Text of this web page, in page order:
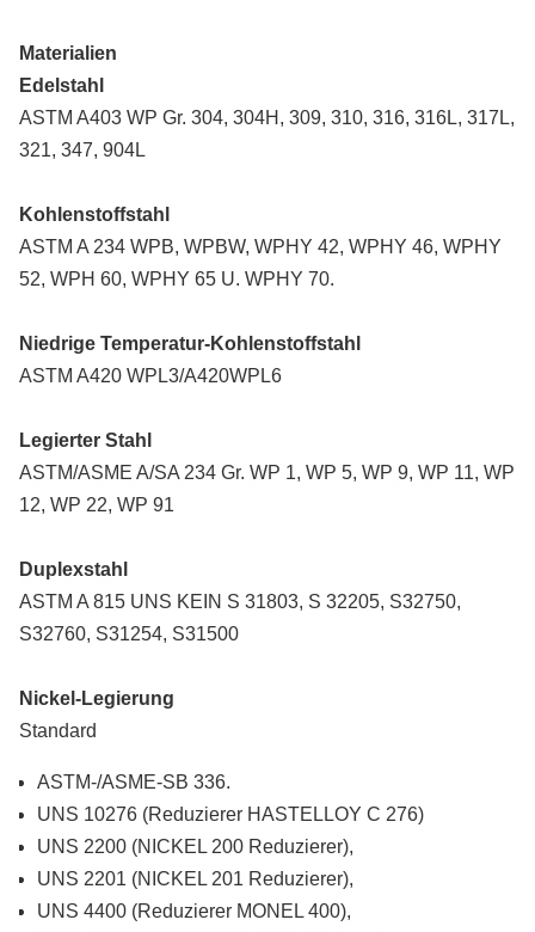
Materialien
Edelstahl
ASTM A403 WP Gr. 304, 304H, 309, 310, 316, 316L, 317L,
321, 347, 904L
Kohlenstoffstahl
ASTM A 234 WPB, WPBW, WPHY 42, WPHY 46, WPHY
52, WPH 60, WPHY 65 U. WPHY 70.
Niedrige Temperatur-Kohlenstoffstahl
ASTM A420 WPL3/A420WPL6
Legierter Stahl
ASTM/ASME A/SA 234 Gr. WP 1, WP 5, WP 9, WP 11, WP
12, WP 22, WP 91
Duplexstahl
ASTM A 815 UNS KEIN S 31803, S 32205, S32750,
S32760, S31254, S31500
Nickel-Legierung
Standard
ASTM-/ASME-SB 336.
UNS 10276 (Reduzierer HASTELLOY C 276)
UNS 2200 (NICKEL 200 Reduzierer),
UNS 2201 (NICKEL 201 Reduzierer),
UNS 4400 (Reduzierer MONEL 400),